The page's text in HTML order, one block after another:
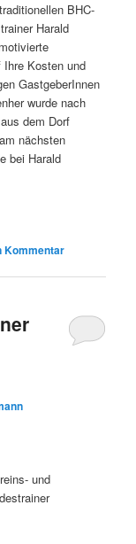
BHC-
Harald
Ihre Kosten und
GastgeberInnen
wurde nach
dem Dorf
nächsten
bei Harald
Kommentar
und